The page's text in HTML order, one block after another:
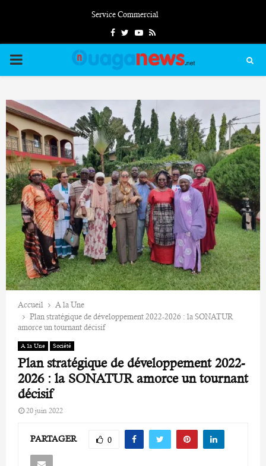
Service Commercial
FacebookTwitterYoutube
Rss
PRIMARY
Accueil
A la Une
Plan stratégique de développement 2022-2026 : la SONATUR
amorce un tournant décisif
A la Une Société
Plan stratégique de développement 2022-
2026 : la SONATUR amorce un tournant
décisif
20 juin 2022
PARTAGER 0